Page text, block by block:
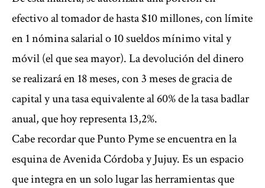
efectivo al tomador de hasta $10 millones, con límite
en 1 nómina salarial o 10 sueldos mínimo vital y
móvil (el que sea mayor). La devolución del dinero
se realizará en 18 meses, con 3 meses de gracia de
capital y una tasa equivalente al 60% de la tasa badlar
anual, que hoy representa 13,2%.
Cabe recordar que Punto Pyme se encuentra en la
esquina de Avenida Córdoba y Jujuy. Es un espacio
que integra en un solo lugar las herramientas que